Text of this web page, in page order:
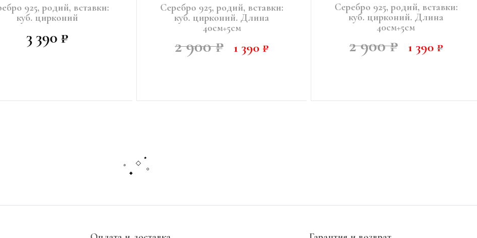
925, родий, вставки:
куб. цирконий
3 390 ₽
Серебро 925, родий, вставки:
куб. цирконий. Длина
40см+5см
2 900 ₽ 1 390 ₽
Серебро 925, родий, вставки:
куб. цирконий. Длина
40см+5см
2 900 ₽ 1 390 ₽